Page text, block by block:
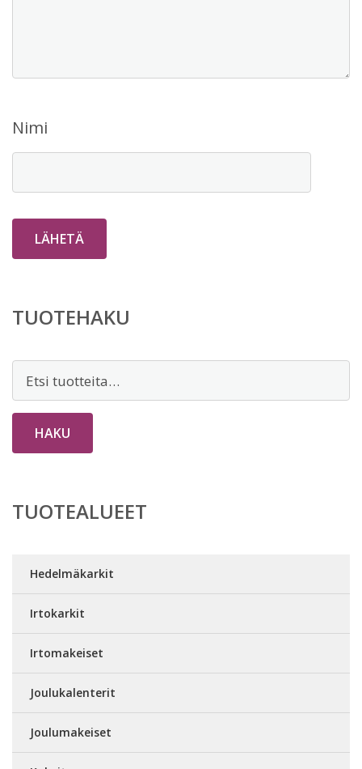
Nimi
TUOTEHAKU
HAKU
TUOTEALUEET
Hedelmäkarkit
Irtokarkit
Irtomakeiset
Joulukalenterit
Joulumakeiset